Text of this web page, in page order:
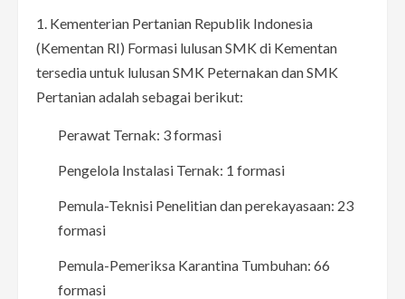
1. Kementerian Pertanian Republik Indonesia
(Kementan RI) Formasi lulusan SMK di Kementan
tersedia untuk lulusan SMK Peternakan dan SMK
Pertanian adalah sebagai berikut:
Perawat Ternak: 3 formasi
Pengelola Instalasi Ternak: 1 formasi
Pemula-Teknisi Penelitian dan perekayasaan: 23
formasi
Pemula-Pemeriksa Karantina Tumbuhan: 66
formasi